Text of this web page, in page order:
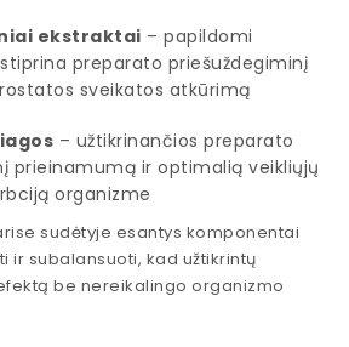
ekstraktai – papildomi
preparato priešuždegiminį
sveikatos atkūrimą
– užtikrinančios preparato
prieinamumą ir optimalią veikliųjų
organizme
sudėtyje esantys komponentai
ir subalansuoti, kad užtikrintų
be nereikalingo organizmo